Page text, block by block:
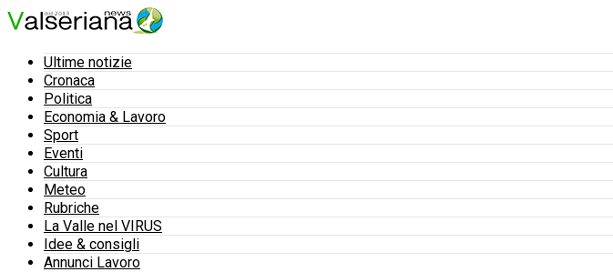
Ultime notizie
Cronaca
Politica
Economia & Lavoro
Sport
Eventi
Cultura
Meteo
Rubriche
La Valle nel VIRUS
Idee & consigli
Annunci Lavoro